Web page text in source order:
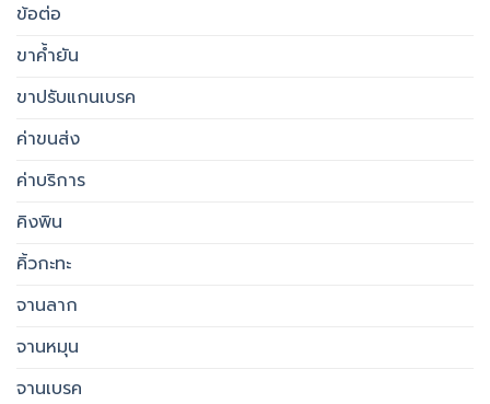
ข้อต่อ
ขาค้ำยัน
ขาปรับแกนเบรค
ค่าขนส่ง
ค่าบริการ
คิงพิน
คิ้วกะทะ
จานลาก
จานหมุน
จานเบรค